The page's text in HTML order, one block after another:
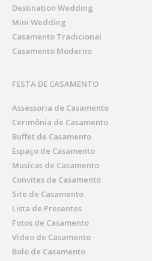
Destination Wedding
Mini Wedding
Casamento Tradicional
Casamento Moderno
FESTA DE CASAMENTO
Assessoria de Casamento
Cerimônia de Casamento
Buffet de Casamento
Espaço de Casamento
Musicas de Casamento
Convites de Casamento
Site de Casamento
Lista de Presentes
Fotos de Casamento
Video de Casamento
Bolo de Casamento